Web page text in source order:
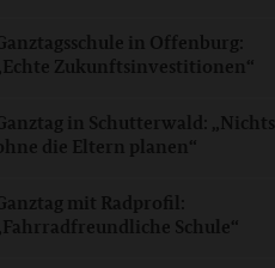
in Offenburg:
„Echte Zukunftsinvestitionen“
in Schutterwald: „Nichts
die Eltern planen“
mit Radprofil:
„Fahrradfreundliche Schule“